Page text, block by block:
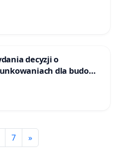
decyzji o
dla budowy
„Krynki” w
oraz ochrony
7 »